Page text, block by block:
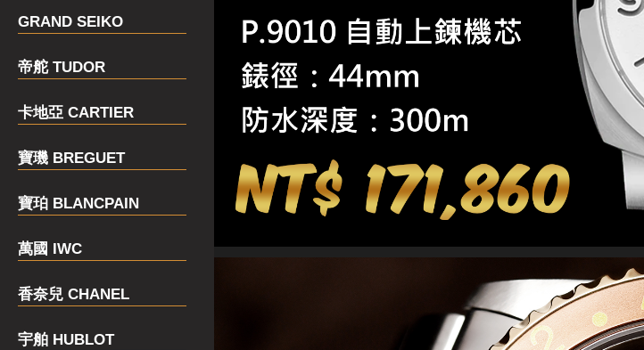
GRAND SEIKO
帝舵 TUDOR
卡地亞 CARTIER
寶璣 BREGUET
寶珀 BLANCPAIN
萬國 IWC
香奈兒 CHANEL
宇舶 HUBLOT